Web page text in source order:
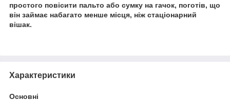
простого повісити пальто або сумку на гачок, поготів, що
він займає набагато менше місця, ніж стаціонарний
вішак.
Характеристики
Основні